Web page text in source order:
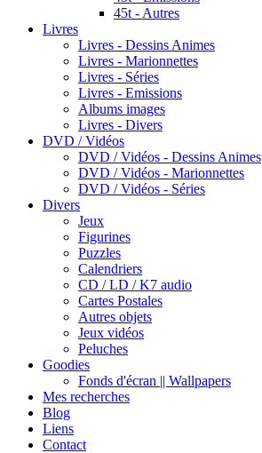
45t - Autres
Livres
Livres - Dessins Animes
Livres - Marionnettes
Livres - Séries
Livres - Emissions
Albums images
Livres - Divers
DVD / Vidéos
DVD / Vidéos - Dessins Animes
DVD / Vidéos - Marionnettes
DVD / Vidéos - Séries
Divers
Jeux
Figurines
Puzzles
Calendriers
CD / LD / K7 audio
Cartes Postales
Autres objets
Jeux vidéos
Peluches
Goodies
Fonds d'écran || Wallpapers
Mes recherches
Blog
Liens
Contact